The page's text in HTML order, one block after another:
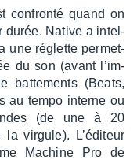
confronté quand on
durée. Native a intel­
une réglette permet­
du son (avant l’im­
batte­ments (Beats,
au tempo interne ou
(de une à 20
virgule). L’édi­teur
Machine Pro de